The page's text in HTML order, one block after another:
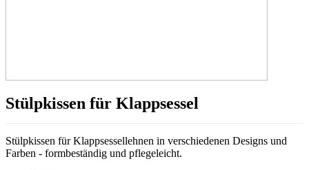
Stülpkissen für Klappsessel
Stülpkissen für Klappsessellehnen in verschiedenen Designs und
Farben - formbeständig und pflegeleicht.